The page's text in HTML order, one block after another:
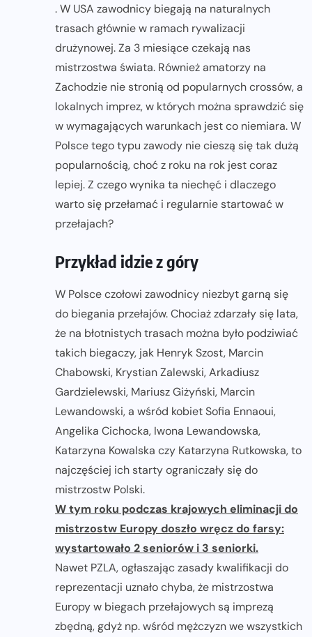
. W USA zawodnicy biegają na naturalnych
trasach głównie w ramach rywalizacji
drużynowej. Za 3 miesiące czekają nas
mistrzostwa świata. Również amatorzy na
Zachodzie nie stronią od popularnych crossów, a
lokalnych imprez, w których można sprawdzić się
w wymagających warunkach jest co niemiara. W
Polsce tego typu zawody nie cieszą się tak dużą
popularnością, choć z roku na rok jest coraz
lepiej. Z czego wynika ta niechęć i dlaczego
warto się przełamać i regularnie startować w
przełajach?
Przykład idzie z góry
W Polsce czołowi zawodnicy niezbyt garną się
do biegania przełajów. Chociaż zdarzały się lata,
że na błotnistych trasach można było podziwiać
takich biegaczy, jak Henryk Szost, Marcin
Chabowski, Krystian Zalewski, Arkadiusz
Gardzielewski, Mariusz Giżyński, Marcin
Lewandowski, a wśród kobiet Sofia Ennaoui,
Angelika Cichocka, Iwona Lewandowska,
Katarzyna Kowalska czy Katarzyna Rutkowska, to
najczęściej ich starty ograniczały się do
mistrzostw Polski.
W tym roku podczas krajowych eliminacji do
mistrzostw Europy doszło wręcz do farsy:
wystartowało 2 seniorów i 3 seniorki.
Nawet PZLA, ogłaszając zasady kwalifikacji do
reprezentacji uznało chyba, że mistrzostwa
Europy w biegach przełajowych są imprezą
zbędną, gdyż np. wśród mężczyzn we wszystkich